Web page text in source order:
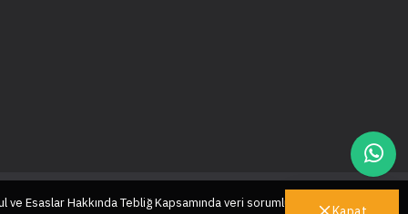
Esaslar Hakkında Tebliğ Kapsamında veri sorumlusu sıfatıyla